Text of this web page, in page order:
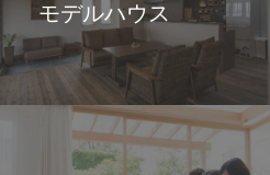
モデルハウス